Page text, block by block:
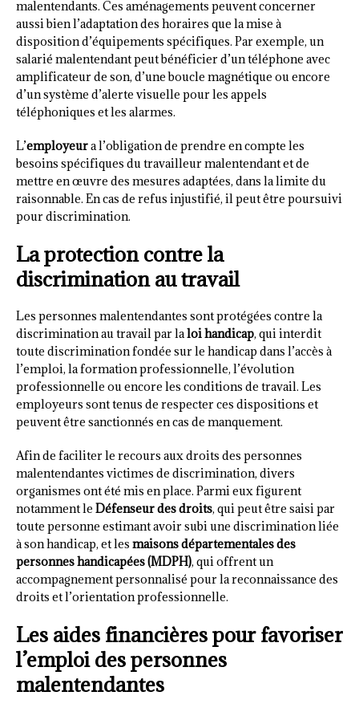
malentendants. Ces aménagements peuvent concerner
aussi bien l’adaptation des horaires que la mise à
disposition d’équipements spécifiques. Par exemple, un
salarié malentendant peut bénéficier d’un téléphone avec
amplificateur de son, d’une boucle magnétique ou encore
d’un système d’alerte visuelle pour les appels
téléphoniques et les alarmes.
L’employeura l’obligation de prendre en compte les
besoins spécifiques du travailleur malentendant et de
mettre en œuvre des mesures adaptées, dans la limite du
raisonnable. En cas de refus injustifié, il peut être poursuivi
pour discrimination.
La protection contre la
discrimination au travail
Les personnes malentendantes sont protégées contre la
discrimination au travail par laloi handicap, qui interdit
toute discrimination fondée sur le handicap dans l’accès à
l’emploi, la formation professionnelle, l’évolution
professionnelle ou encore les conditions de travail. Les
employeurs sont tenus de respecter ces dispositions et
peuvent être sanctionnés en cas de manquement.
Afin de faciliter le recours aux droits des personnes
malentendantes victimes de discrimination, divers
organismes ont été mis en place. Parmi eux figurent
notamment le Défenseur des droits, qui peut être saisi par
toute personne estimant avoir subi une discrimination liée
à son handicap, et les maisons départementales des
personnes handicapées (MDPH), qui offrent un
accompagnement personnalisé pour la reconnaissance des
droits et l’orientation professionnelle.
Les aides financières pour favoriser
l’emploi des personnes
malentendantes